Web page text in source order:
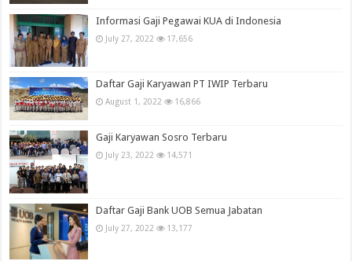
Informasi Gaji Pegawai KUA di Indonesia
July 27, 2022 17,656
Daftar Gaji Karyawan PT IWIP Terbaru
August 1, 2022 16,866
Gaji Karyawan Sosro Terbaru
July 23, 2022 14,571
Daftar Gaji Bank UOB Semua Jabatan
July 27, 2022 13,177